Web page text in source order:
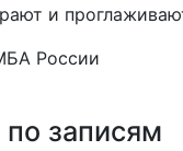
и
России
по записям